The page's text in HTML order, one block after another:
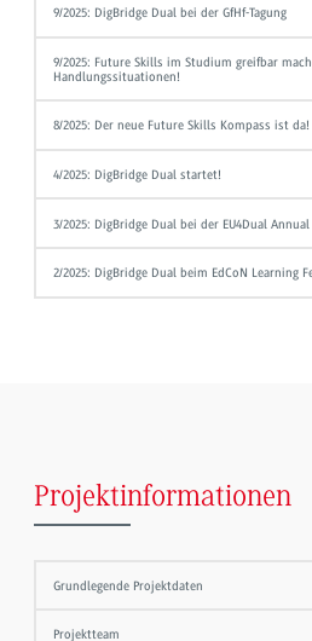
9/2025: DigBridge Dual bei der GfHf-Tagung
9/2025: Future Skills im Studium greifbar
Handlungssituationen!
8/2025: Der neue Future Skills Kompass ist da!
4/2025: DigBridge Dual startet!
3/2025: DigBridge Dual bei der EU4Dual
2/2025: DigBridge Dual beim EdCoN Learning
Projektinformationen
Grundlegende Projektdaten
Projektteam